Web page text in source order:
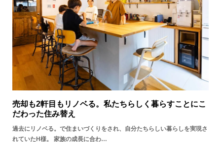
売却も2軒目もリノベる。私たちらしく暮らすことにこ
だわった住み替え
過去にリノベる。で住まいづくりをされ、自分たちらしい暮らしを実現さ
れていたH様。 家族の成長に合わ…